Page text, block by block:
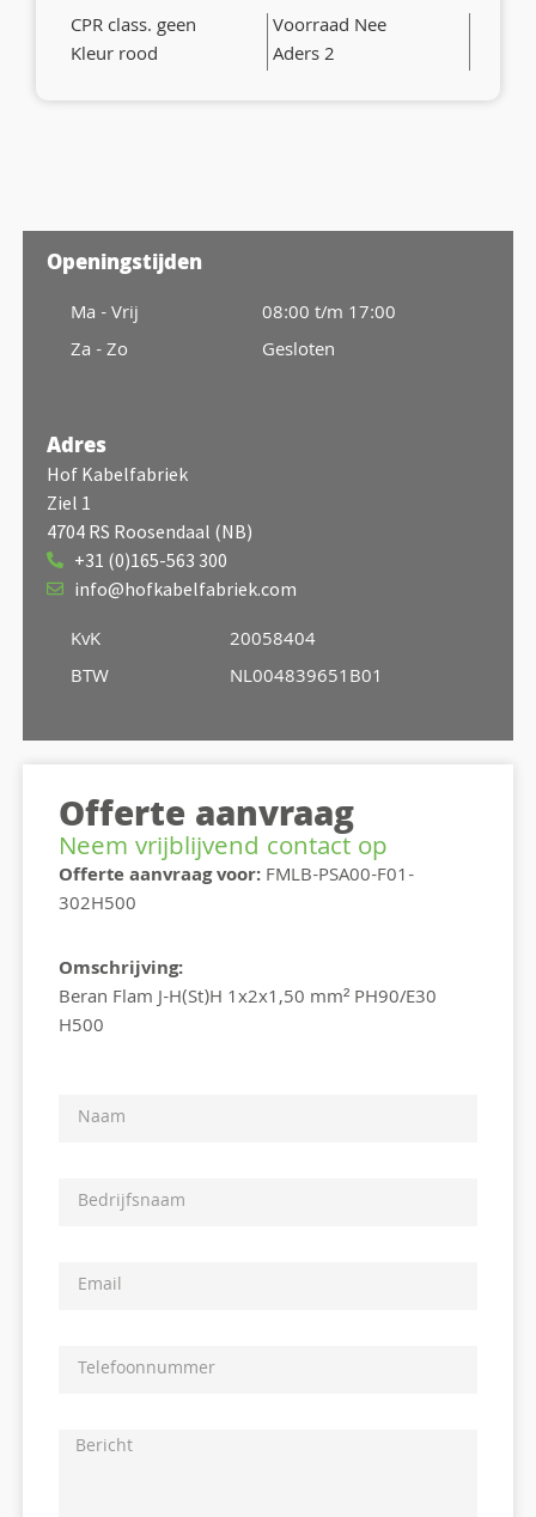
CPR class. geen
Voorraad Nee
Kleur rood
Aders 2
Openingstijden
Ma - Vrij
Za - Zo
08:00 t/m 17:00
Gesloten
Adres
Hof Kabelfabriek
Ziel 1
4704 RS Roosendaal (NB)
+31 (0)165-563 300
info@hofkabelfabriek.com
KvK
BTW
20058404
NL004839651B01
Offerte aanvraag
Neem vrijblijvend contact op
Offerte aanvraag voor:FMLB-PSA00-F01-
302H500
Omschrijving:
Beran Flam J-H(St)H 1x2x1,50 mm² PH90/E30
H500